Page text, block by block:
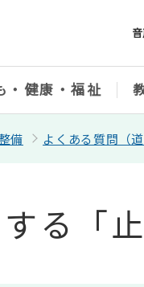
・健康・福祉
備 よくある質問（道
る「